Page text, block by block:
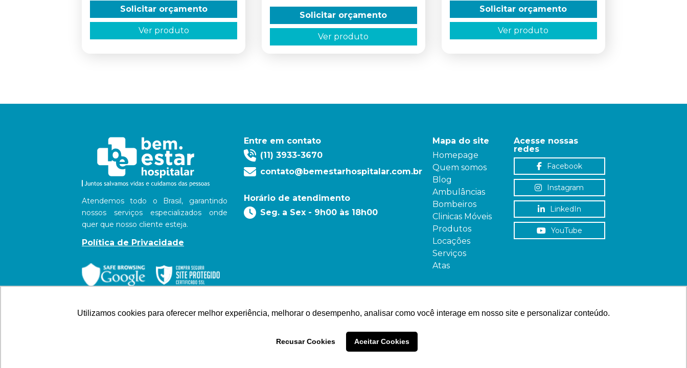
Utilizamos cookies para oferecer melhor experiência, melhorar o desempenho, analisar como você interage em nosso site e personalizar conteúdo.
Recusar Cookies Aceitar Cookies
Solicitar orçamento
Ver produto
Solicitar orçamento
Ver produto
Solicitar orçamento
Ver produto
Atendemos todo o Brasil, garantindo
nossos serviços especializados onde
quer que nosso cliente esteja.
Política de Privacidade
Entre em contato
(11) 3933-3670
contato@bemestarhospitalar.com.br
Horário de atendimento
Seg. a Sex - 9h00 às 18h00
Mapa do site
Homepage
Quem somos
Blog
Ambulâncias
Bombeiros
Clinicas Móveis
Produtos
Locações
Serviços
Atas
Acesse nossas
redes
Facebook
Instagram
LinkedIn
YouTube